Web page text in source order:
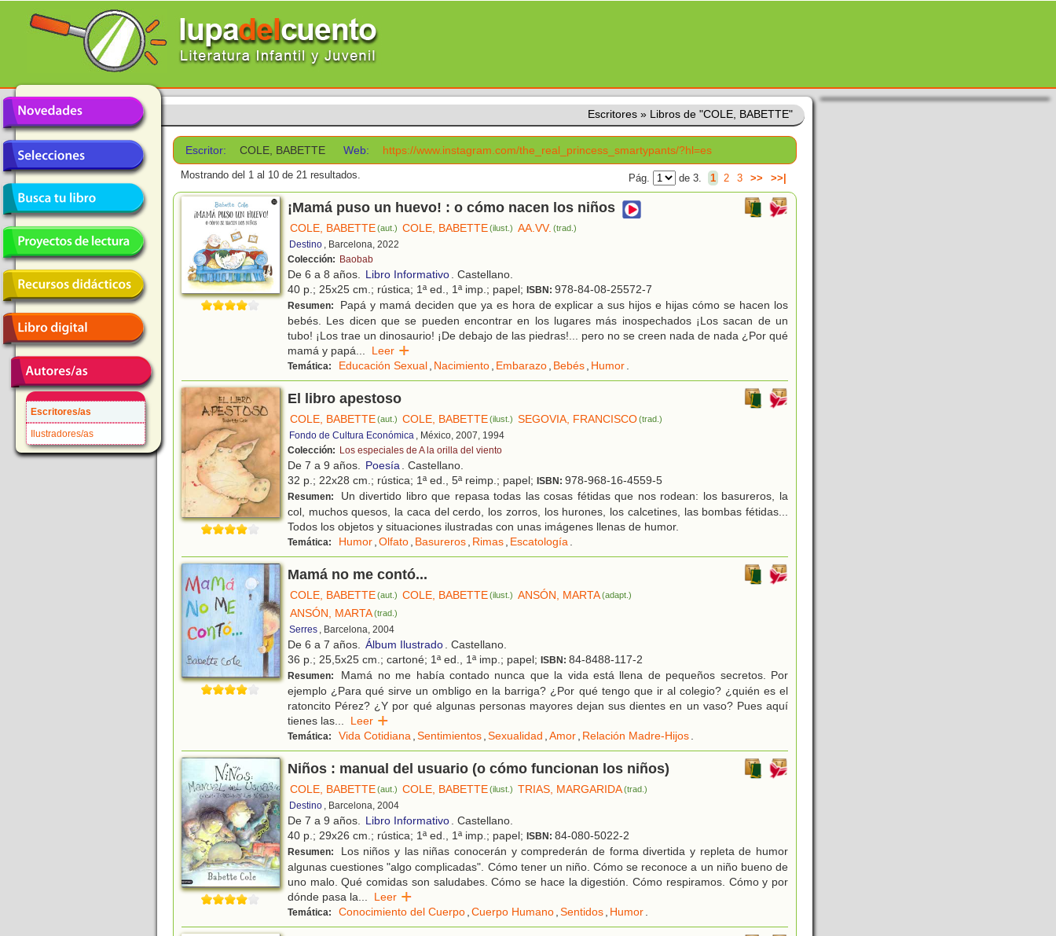
Escritores/as
Ilustradores/as
Escritores » Libros de "COLE, BABETTE"
Escritor: COLE, BABETTE Web: https://www.instagram.com/the_real_princess_smartypants/?hl=es
Mostrando del 1 al 10 de 21 resultados. Pág. de 3. 1 2 3 >> >>|
¡Mamá puso un huevo! : o cómo nacen los niños
COLE, BABETTE(aut.) COLE, BABETTE(ilust.) AA.VV. (trad.)
Destino , Barcelona, 2022
Colección: Baobab
De 6 a 8 años. Libro Informativo. Castellano.
40 p.; 25x25 cm.; rústica; 1ª ed., 1ª imp.; papel; ISBN: 978-84-08-25572-7
Resumen:
Papá y mamá deciden que ya es hora de explicar a sus hijos e hijas cómo se hacen los
bebés. Les dicen que se pueden encontrar en los lugares más inospechados ¡Los sacan de un
tubo! ¡Los trae un dinosaurio! ¡De debajo de las piedras!... pero no se creen nada de nada ¿Por qué
mamá y papá... Leer
Temática: Educación Sexual, Nacimiento, Embarazo, Bebés, Humor.
El libro apestoso
COLE, BABETTE(aut.) COLE, BABETTE(ilust.) SEGOVIA, FRANCISCO (trad.)
Fondo de Cultura Económica , México, 2007, 1994
Colección: Los especiales de A la orilla del viento
De 7 a 9 años. Poesía. Castellano.
32 p.; 22x28 cm.; rústica; 1ª ed., 5ª reimp.; papel; ISBN: 978-968-16-4559-5
Resumen:
Un divertido libro que repasa todas las cosas fétidas que nos rodean: los basureros, la
col, muchos quesos, la caca del cerdo, los zorros, los hurones, los calcetines, las bombas fétidas...
Todos los objetos y situaciones ilustradas con unas imágenes llenas de humor.
Temática: Humor,Olfato, Basureros, Rimas, Escatología.
Mamá no me contó...
COLE, BABETTE(aut.) COLE, BABETTE(ilust.) ANSÓN, MARTA(adapt.)
ANSÓN, MARTA(trad.)
Serres , Barcelona, 2004
De 6 a 7 años. Álbum Ilustrado. Castellano.
36 p.; 25,5x25 cm.; cartoné; 1ª ed., 1ª imp.; papel; ISBN: 84-8488-117-2
Resumen:
Mamá no me había contado nunca que la vida está llena de pequeños secretos. Por
ejemplo ¿Para qué sirve un ombligo en la barriga? ¿Por qué tengo que ir al colegio? ¿quién es el
ratoncito Pérez? ¿Y por qué algunas personas mayores dejan sus dientes en un vaso? Pues aquí
tienes las... Leer
Temática: Vida Cotidiana,Sentimientos,Sexualidad ,Amor, Relación Madre-Hijos.
Niños : manual del usuario (o cómo funcionan los niños)
COLE, BABETTE(aut.) COLE, BABETTE(ilust.) TRIAS, MARGARIDA(trad.)
Destino , Barcelona, 2004
De 7 a 9 años. Libro Informativo. Castellano.
40 p.; 29x26 cm.; rústica; 1ª ed., 1ª imp.; papel; ISBN: 84-080-5022-2
Resumen:
Los niños y las niñas conocerán y comprederán de forma divertida y repleta de humor
algunas cuestiones "algo complicadas". Cómo tener un niño. Cómo se reconoce a un niño bueno de
uno malo. Qué comidas son saludabes. Cómo se hace la digestión. Cómo respiramos. Cómo y por
dónde pasa la... Leer
Temática: Conocimiento del Cuerpo,Cuerpo Humano,Sentidos, Humor.